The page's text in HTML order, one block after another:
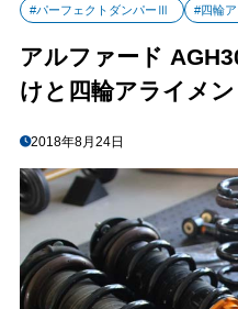
#パーフェクトダンパーⅢ
#四輪
アルファード
けと四輪アライメン
2018年8月24日